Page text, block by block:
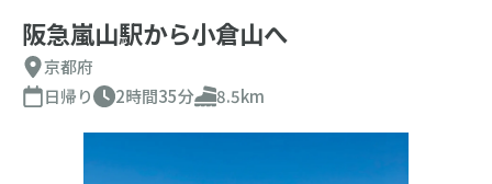
阪急嵐山駅から小倉山へ
京都府
日帰り
2時間35分 8.5km